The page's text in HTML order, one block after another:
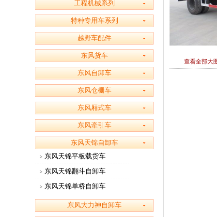
工程机械系列
特种专用车系列
越野车配件
东风货车
东风自卸车
东风仓栅车
东风厢式车
东风牵引车
东风天锦自卸车
> 东风天锦平板载货车
> 东风天锦翻斗自卸车
> 东风天锦单桥自卸车
东风大力神自卸车
查看全部大